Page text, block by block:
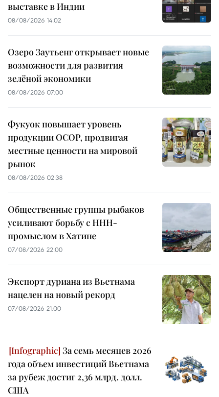
выставке в Индии
08/08/2026 14:02
Озеро Заутьенг открывает новые
возможности для развития
зелёной экономики
08/08/2026 07:00
Фукуок повышает уровень
продукции OCOP, продвигая
местные ценности на мировой
рынок
08/08/2026 02:38
Общественные группы рыбаков
усиливают борьбу с ННН-
промыслом в Хатине
07/08/2026 22:00
Экспорт дуриана из Вьетнама
нацелен на новый рекорд
07/08/2026 21:00
За семь месяцев 2026
года объем инвестиций Вьетнама
за рубеж достиг 2,36 млрд. долл.
США